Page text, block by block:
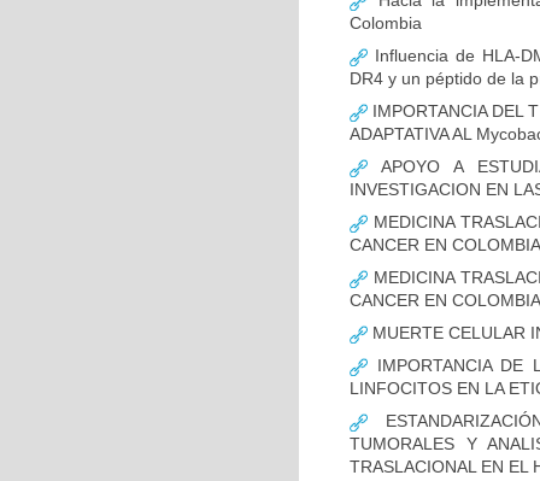
Colombia
Influencia de HLA-
DR4 y un péptido de la
IMPORTANCIA DEL
ADAPTATIVA AL
APOYO A
INVESTIGACION EN
MEDICINA
CANCER EN COLOMBIA
MEDICINA
CANCER EN COLOMBIA
MUERTE CELULAR
IMPORTANCIA DE
LINFOCITOS EN LA
TUMORALES Y
TRASLACIONAL EN EL